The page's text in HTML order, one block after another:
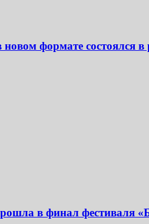
формате состоялся в
в финал фестиваля